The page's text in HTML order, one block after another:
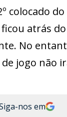
colocado
atrás
No
jogo não
nos em